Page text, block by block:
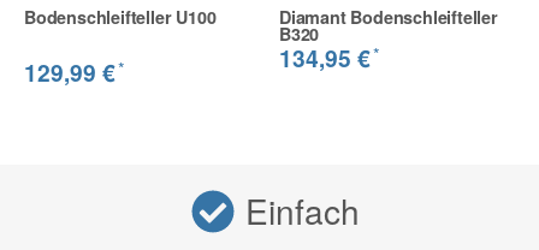
Bodenschleifteller U100
129,99 €*
Diamant Bodenschleifteller
B320
134,95 €*
Einfach